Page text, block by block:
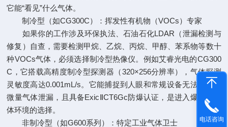
它能“看见”什么气体。
制冷型（如CG300C）：挥发性有机物（VOCs）专家
如果你的工作涉及环保执法、石油石化LDAR（泄漏检测与
修复）自查，需要检测甲烷、乙烷、丙烷、甲醇、苯系物等数十
种VOCs气体，必须选择制冷型热像仪。例如艾睿光电的CG300
C，它搭载高精度制冷型探测器（320×256分辨率），气体探测
灵敏度高达0.001mL/s。它能捕捉到人眼和常规设备无法察觉的
微量气体泄漏，且具备ExicⅡCT6Gc防爆认证，是进入爆炸性气
体环境的选择。
非制冷型（如G600系列）：特定工业气体卫士
电话咨询